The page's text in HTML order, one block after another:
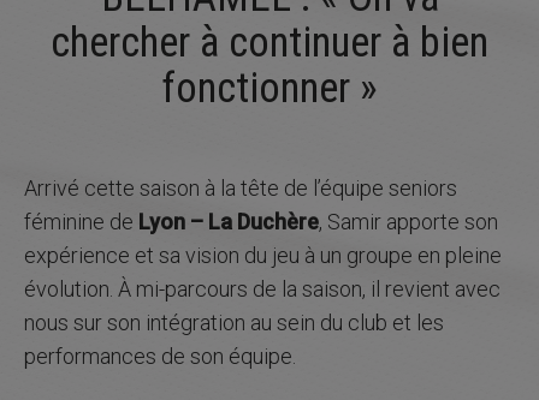
LE PROJET SPORTIF
LE PROJET SOCIO-ÉDUCATIF
MÉDIAS
RECRUTEMENT
CONTACT
chercher à continuer à bien
fonctionner »
Arrivé cette saison à la tête de l’équipe seniors
féminine de Lyon – La Duchère, Samir apporte son
expérience et sa vision du jeu à un groupe en pleine
évolution. À mi-parcours de la saison, il revient avec
nous sur son intégration au sein du club et les
performances de son équipe.